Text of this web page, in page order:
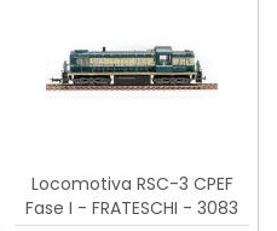
Locomotiva RSC-3 CPEF
Fase I - FRATESCHI - 3083